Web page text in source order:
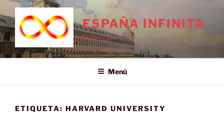
Saltar
al
contenido
ESPAÑA INFINITA
Cultura Española
Menú
ETIQUETA: HARVARD UNIVERSITY